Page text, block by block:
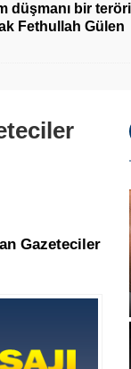
düşmanı bir
Fethullah Gülen
Gazeteciler